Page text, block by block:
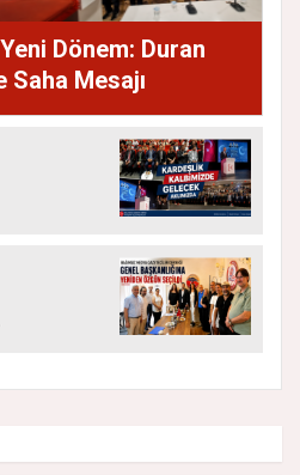
Dönem: Duran
Saha Mesajı